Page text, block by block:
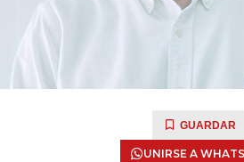
GUARDAR
UNIRSE A